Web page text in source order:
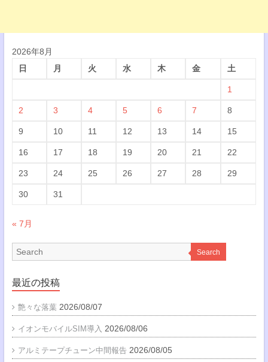
2026年8月
日
月 火 水 木 金 土
1
2 3 4 5 6 7 8
9 10 11 12 13 14 15
16 17 18 19 20 21 22
23 24 25 26 27 28 29
30 31
« 7月
Search
最近の投稿
艶々な落葉 2026/08/07
イオンモバイルSIM導入 2026/08/06
アルミテープチューン中間報告 2026/08/05